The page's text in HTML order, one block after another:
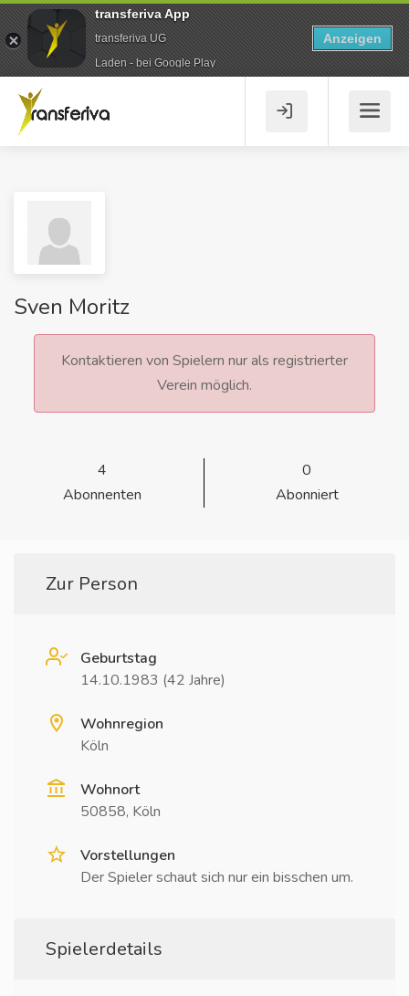
Sven Moritz
Kontaktieren von Spielern nur als registrierter
Verein möglich.
4
Abonnenten
0
Abonniert
Zur Person
Geburtstag
14.10.1983 (42 Jahre)
Wohnregion
Köln
Wohnort
50858, Köln
Vorstellungen
Der Spieler schaut sich nur ein bisschen um.
Spielerdetails
transferiva App
transferiva UG
Laden - bei Google Play
Anzeigen